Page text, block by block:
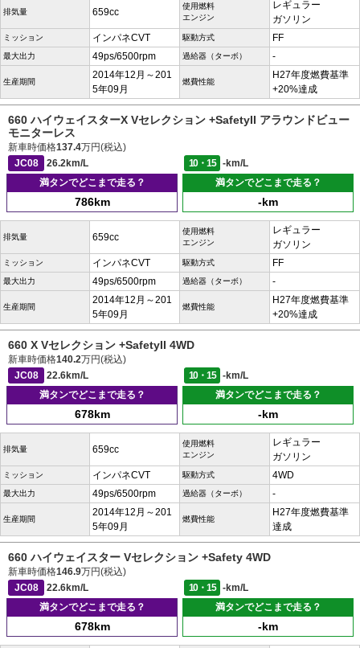
排気量 659cc
使用燃料
エンジン
レギュラー
ガソリン
ミッション インパネCVT 駆動方式 FF
最大出力 49ps/6500rpm 過給器（ターボ） -
生産期間
2014年12月～201
5年09月
燃費性能
H27年度燃費基準
+20%達成
660 ハイウェイスターX Vセレクション +SafetyII アラウンドビュー
モニターレス
新車時価格137.4万円(税込)
JC08
26.2km/L 10・15
-km/L
満タンでどこまで走る？
786km
満タンでどこまで走る？
-km
排気量 659cc
使用燃料
エンジン
レギュラー
ガソリン
ミッション インパネCVT 駆動方式 FF
最大出力 49ps/6500rpm 過給器（ターボ） -
生産期間
2014年12月～201
5年09月
燃費性能
H27年度燃費基準
+20%達成
660 X Vセレクション +SafetyII 4WD
新車時価格140.2万円(税込)
JC08
22.6km/L 10・15
-km/L
満タンでどこまで走る？
678km
満タンでどこまで走る？
-km
排気量 659cc
使用燃料
エンジン
レギュラー
ガソリン
ミッション インパネCVT 駆動方式 4WD
最大出力 49ps/6500rpm 過給器（ターボ） -
生産期間
2014年12月～201
5年09月
燃費性能
H27年度燃費基準
達成
660 ハイウェイスター Vセレクション +Safety 4WD
新車時価格146.9万円(税込)
JC08
22.6km/L 10・15
-km/L
満タンでどこまで走る？
678km
満タンでどこまで走る？
-km